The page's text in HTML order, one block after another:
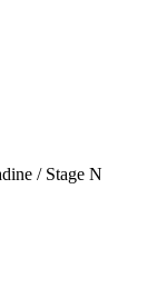
/ Stage N